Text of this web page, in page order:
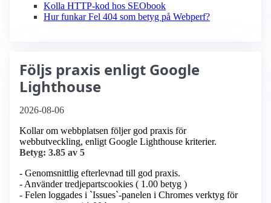
Kolla HTTP-kod hos SEObook
Hur funkar Fel 404 som betyg på Webperf?
Följs praxis enligt Google
Lighthouse
2026-08-06
Kollar om webbplatsen följer god praxis för
webbutveckling, enligt Google Lighthouse kriterier.
Betyg: 3.85 av 5
- Genomsnittlig efterlevnad till god praxis.
- Använder tredjepartscookies ( 1.00 betyg )
- Felen loggades i `Issues`-panelen i Chromes verktyg för